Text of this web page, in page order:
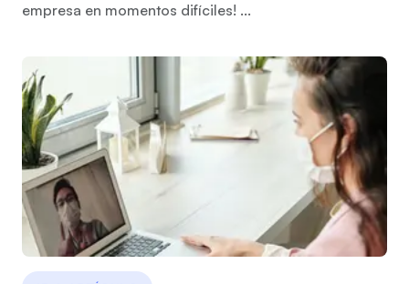
empresa en momentos difíciles! ...